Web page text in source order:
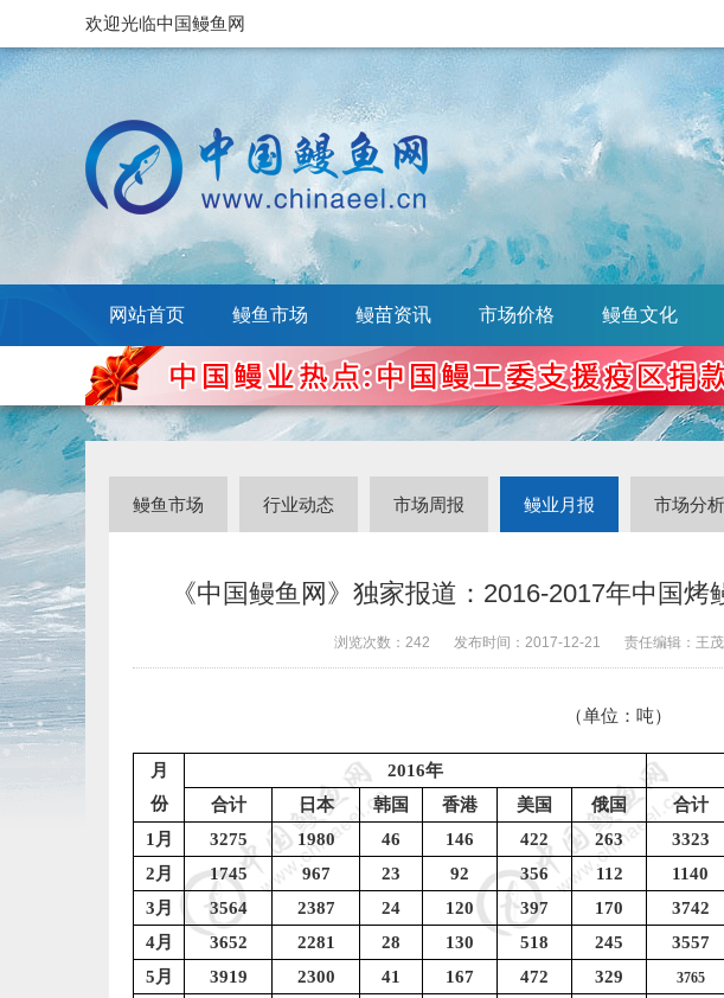
欢迎光临中国鳗鱼网
网站首页 鳗鱼市场 鳗苗资讯 市场价格 鳗鱼文化
鳗鱼市场 行业动态 市场周报 鳗业月报 市场分析
《中国鳗鱼网》独家报道：2016-2017年中国烤
浏览次数： 242 发布时间： 2017-12-21 责任编辑： 王
（单位：吨）
月
份
2016年
合计
日本 韩国 香港 美国 俄国 合计
1 月 3275 1980 46 146 422 263 3323
2 月 1745 967 23 92 356 112 1140
3 月 3564 2387 24 120 397 170 3742
4月 3652 2281 28 130 518 245 3557
5 月 3919 2300 41 167 472 329 3765